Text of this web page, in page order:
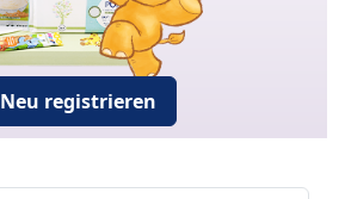
Neu registrieren